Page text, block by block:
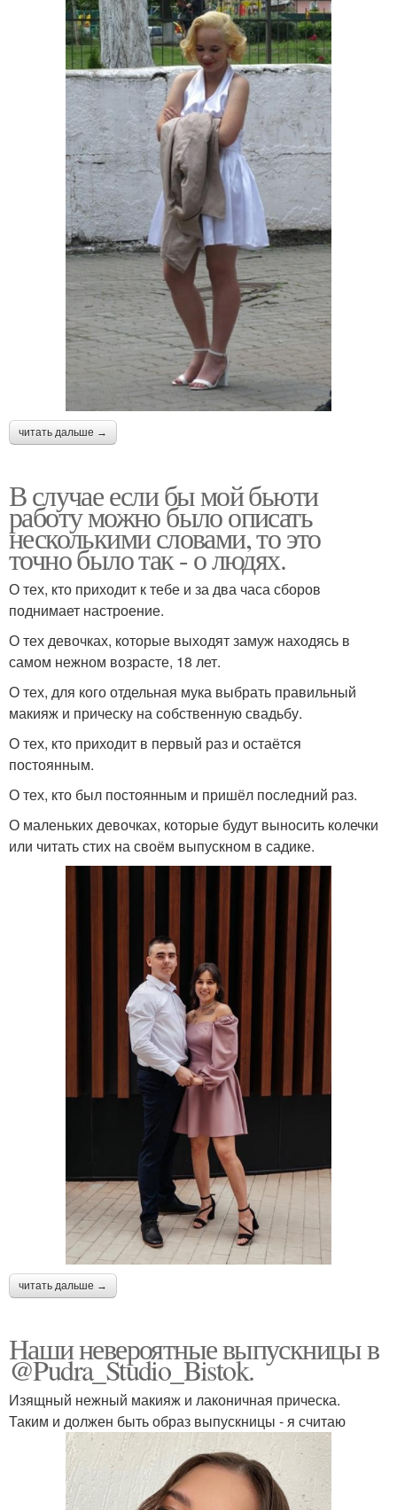
читать дальше →
В случае если бы мой бьюти
работу можно было описать
несколькими словами, то это
точно было так - о людях.
О тех, кто приходит к тебе и за два часа сборов
поднимает настроение.
О тех девочках, которые выходят замуж находясь в
самом нежном возрасте, 18 лет.
О тех, для кого отдельная мука выбрать правильный
макияж и прическу на собственную свадьбу.
О тех, кто приходит в первый раз и остаётся
постоянным.
О тех, кто был постоянным и пришёл последний раз.
О маленьких девочках, которые будут выносить колечки
или читать стих на своём выпускном в садике.
читать дальше →
Наши невероятные выпускницы в
@Pudra_Studio_Bistok.
Изящный нежный макияж и лаконичная прическа.
Таким и должен быть образ выпускницы - я считаю